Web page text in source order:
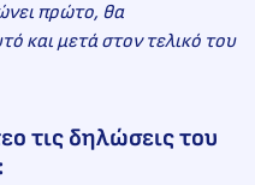
πρώτο, θα
και μετά στον τελικό του
τις δηλώσεις του